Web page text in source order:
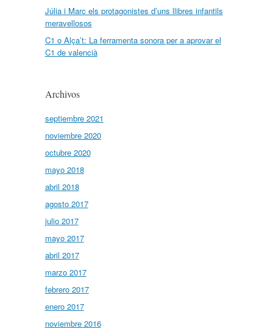
Júlia i Marc els protagonistes d’uns llibres infantils
meravellosos
C1 o Alça’t: La ferramenta sonora per a aprovar el
C1 de valencià
Archivos
septiembre 2021
noviembre 2020
octubre 2020
mayo 2018
abril 2018
agosto 2017
julio 2017
mayo 2017
abril 2017
marzo 2017
febrero 2017
enero 2017
noviembre 2016